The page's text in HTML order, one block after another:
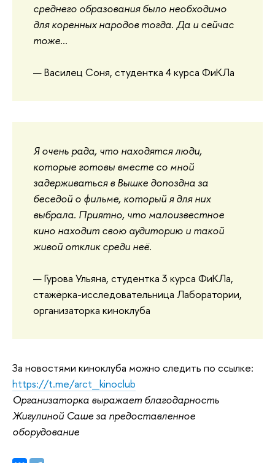
среднего образования было необходимо
для коренных народов тогда. Да и сейчас
тоже...
— Василец Соня, студентка 4 курса ФиКЛа
Я очень рада, что находятся люди,
которые готовы вместе со мной
задерживаться в Вышке допоздна за
беседой о фильме, который я для них
выбрала. Приятно, что малоизвестное
кино находит свою аудиторию и такой
живой отклик среди неё.
— Гурова Ульяна, студентка 3 курса ФиКЛа,
стажёрка-исследовательница Лаборатории,
организаторка киноклуба
За новостями киноклуба можно следить по ссылке:
https://t.me/arct_kinoclub
Организаторка выражает благодарность
Жигулиной Саше за предоставленное
оборудование